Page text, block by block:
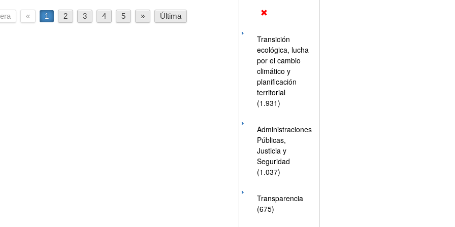
« 1 2 3 4 5 » Última
Transición
ecológica, lucha
por el cambio
climático y
planificación
territorial
(1.931)
Administraciones
Públicas,
Justicia y
Seguridad
(1.037)
Transparencia
(675)